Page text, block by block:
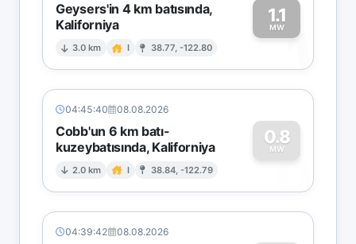
Geysers'in 4 km batısında,
Kaliforniya
3.0 km I 38.77, -122.80
1.1
MW1
04:45:40 08.08.2026
Cobb'un 6 km batı-
kuzeybatısında, Kaliforniya
2.0 km I 38.84, -122.79
0.8
MW
0
04:39:42 08.08.2026